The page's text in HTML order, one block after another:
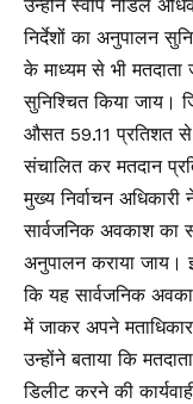
उन्होंने स्वीप नोडल
निर्देशों का अनुपालन
के माध्यम से भी मतदाता
सुनिश्चित किया जाय।
औसत 59.11 प्रतिशत से
संचालित कर मतदान
मुख्य निर्वाचन
सार्वजनिक अवकाश का
अनुपालन कराया जाय।
कि यह सार्वजनिक
में जाकर अपने
उन्होंने बताया कि
डिलीट करने की